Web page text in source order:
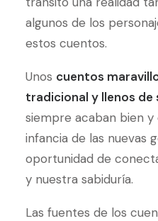
algunos de los
estos cuentos.
Unos cuentos
tradicional y llenos de
siempre acaban bien
infancia de las nuevas
oportunidad de
y nuestra sabiduría.
Las fuentes de los